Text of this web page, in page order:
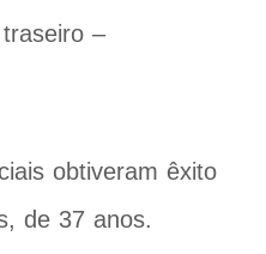
–
obtiveram êxito
de 37 anos.